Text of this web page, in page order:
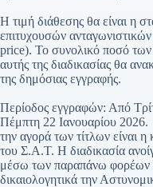
Η τιμή διάθεσης θα είναι η
επιτυχουσών
price). Το συνολικό ποσό
αυτής της διαδικασίας θα
της δημόσιας εγγραφής.
Περίοδος εγγραφών: Από
Πέμπτη 22 Ιανουαρίου
την αγορά των τίτλων είναι
του Σ.Α.Τ. Η διαδικασία
μέσω των παραπάνω φορέων
δικαιολογητικά την